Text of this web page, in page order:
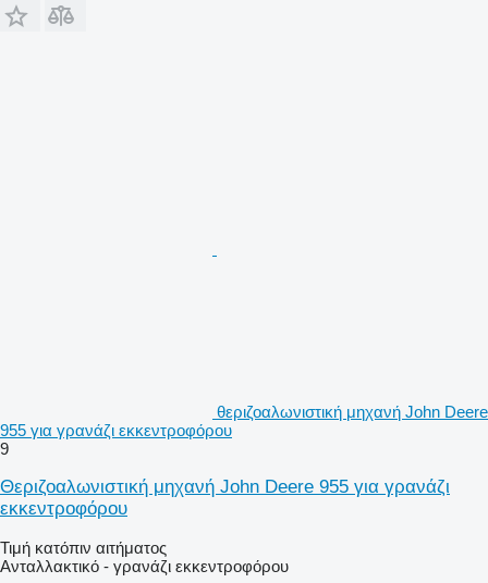
θεριζοαλωνιστική μηχανή John Deere
955 για γρανάζι εκκεντροφόρου
9
Θεριζοαλωνιστική μηχανή John Deere 955 για γρανάζι
εκκεντροφόρου
Τιμή κατόπιν αιτήματος
Ανταλλακτικό - γρανάζι εκκεντροφόρου